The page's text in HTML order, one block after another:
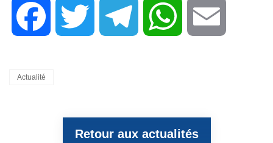
t e t
Categories
Actualité
Retour aux actualités